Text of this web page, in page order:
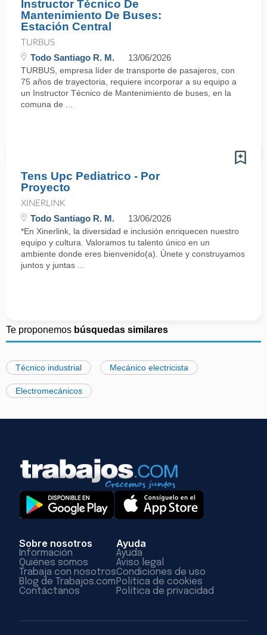
Instructor Técnico De
Mantenimiento De Buses:
Estación Central
TURBUS
Todo Santiago R. M. 13/06/2026
TURBUS, empresa líder de transporte de pasajeros, con
75 años de trayectoria, requiere incorporar a su equipo a
un Instructor Técnico de Mantenimiento de buses, en la
comuna de ...
Tens Upc Pediatrico - Por
Proyecto
XINERLINK
Todo Santiago R. M. 13/06/2026
*En Xinerlink, la diversidad e inclusión enriquecen nuestro
equipo y cultura. Valoramos tu talento único en un
ambiente donde eres bienvenido(a). Únete y construyamos
juntos y juntas ...
Te proponemos búsquedas similares
Técnico industrial Mecánico electricista
Electromecánicos
Sobre nosotros
Información
Quiénes somos
Trabaja con nosotros
Blog de Trabajos.com
Contáctanos
Ayuda
Ayuda
Aviso legal
Condiciones de uso
Política de cookies
Política de privacidad